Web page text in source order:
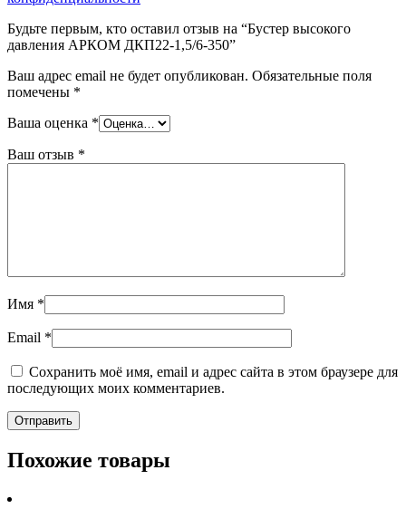
Будьте первым, кто оставил отзыв на “Бустер высокого
давления АРКОМ ДКП22-1,5/6-350”
Ваш адрес email не будет опубликован. Обязательные поля
помечены *
Ваша оценка *
Ваш отзыв *
Имя *
Email *
Сохранить моё имя, email и адрес сайта в этом браузере для
последующих моих комментариев.
Похожие товары